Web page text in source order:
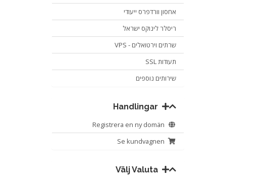
אחסון וורדפרס ייעודי
ריסלר לינוקס ישראל
שרתים וירטואלים - VPS
תעודות SSL
שירותים נוספים
Se kundvagnen
Välj Valuta